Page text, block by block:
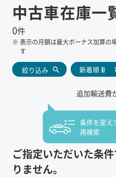
中古車在庫一
0件
※ 表示の月額は最大ボーナス加算の
す
絞り込み
追加輸送費
ご指定いただいた条
りません。
条件を変え
再検索